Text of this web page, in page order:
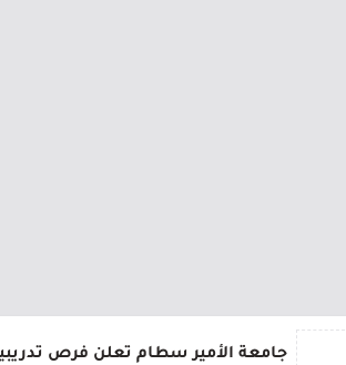
جامعة الأمير سطام تعلن فرص